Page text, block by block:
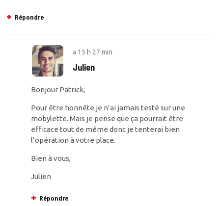
Répondre
a 15 h 27 min
Julien
Bonjour Patrick,
Pour être honnête je n’ai jamais testé sur une
mobylette. Mais je pense que ça pourrait être
efficace tout de même donc je tenterai bien
l’opération à votre place.
Bien à vous,
Julien
Répondre